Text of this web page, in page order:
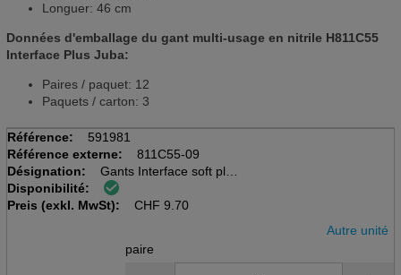
Longuer: 46 cm
Données d'emballage du gant multi-usage en nitrile H811C55
Interface Plus Juba:
Paires / paquet: 12
Paquets / carton: 3
Référence:
591981
Référence externe:
811C55-09
Désignation:
Gants Interface soft plus
taille L/9, vert, longueur
46cm, en nitrile
Disponibilité:
Preis (exkl. MwSt):
CHF 9.70
Autre unité
paire